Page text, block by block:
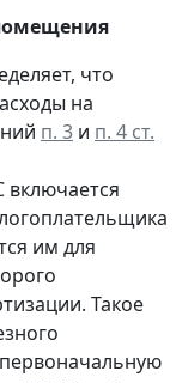
что
на
п. 3 и п. 4 ст.
им для
Такое